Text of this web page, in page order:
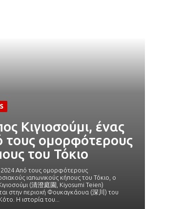
Κιγιοσούμι, ένας
τους ομορφότερους
του Τόκιο
2024 Aπό τους ομορφότερους
ιαπωνικούς κήπους του Τόκιο, o
(清澄庭園, Kiyosumi Teien)
στην περιοχή Φουκαγκάουα (深川) του
Η ιστορία του...